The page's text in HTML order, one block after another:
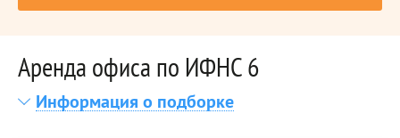
Аренда офиса по ИФНС 6
Информация о подборке